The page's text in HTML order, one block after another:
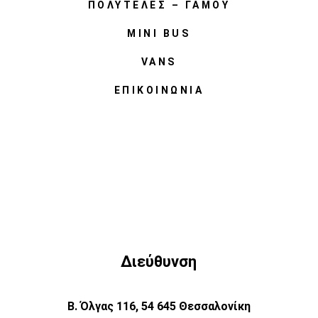
ΠΟΛΥΤΕΛΈΣ – ΓΆΜΟΥ
MINI BUS
VANS
ΕΠΙΚΟΙΝΩΝΊΑ
Διεύθυνση
Β. Όλγας 116, 54 645 Θεσσαλονίκη